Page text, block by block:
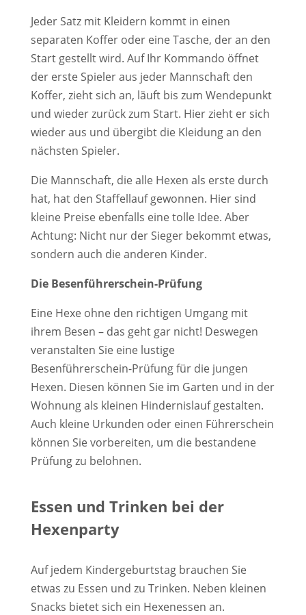
Jeder Satz mit Kleidern kommt in einen
separaten Koffer oder eine Tasche, der an den
Start gestellt wird. Auf Ihr Kommando öffnet
der erste Spieler aus jeder Mannschaft den
Koffer, zieht sich an, läuft bis zum Wendepunkt
und wieder zurück zum Start. Hier zieht er sich
wieder aus und übergibt die Kleidung an den
nächsten Spieler.
Die Mannschaft, die alle Hexen als erste durch
hat, hat den Staffellauf gewonnen. Hier sind
kleine Preise ebenfalls eine tolle Idee. Aber
Achtung: Nicht nur der Sieger bekommt etwas,
sondern auch die anderen Kinder.
Die Besenführerschein-Prüfung
Eine Hexe ohne den richtigen Umgang mit
ihrem Besen – das geht gar nicht! Deswegen
veranstalten Sie eine lustige
Besenführerschein-Prüfung für die jungen
Hexen. Diesen können Sie im Garten und in der
Wohnung als kleinen Hindernislauf gestalten.
Auch kleine Urkunden oder einen Führerschein
können Sie vorbereiten, um die bestandene
Prüfung zu belohnen.
Essen und Trinken bei der
Hexenparty
Auf jedem Kindergeburtstag brauchen Sie
etwas zu Essen und zu Trinken. Neben kleinen
Snacks bietet sich ein Hexenessen an.